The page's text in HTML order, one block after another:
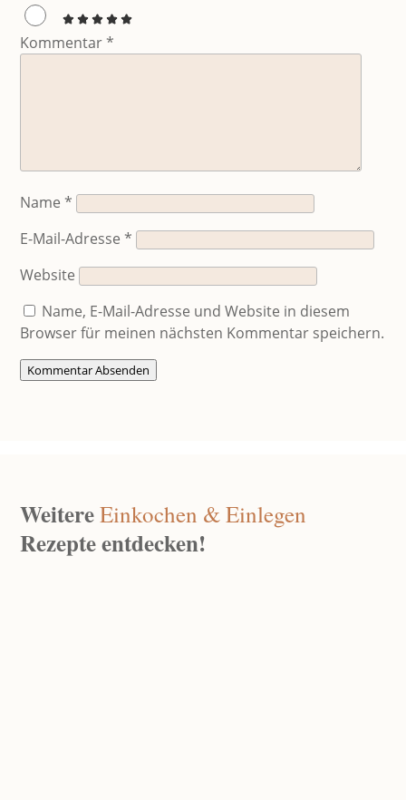
Kommentar*
Name*
E-Mail-Adresse*
Website
Name, E-Mail-Adresse und Website in diesem
Browser für meinen nächsten Kommentar speichern.
Kommentar Absenden
WeitereEinkochen & Einlegen
Rezepte entdecken!